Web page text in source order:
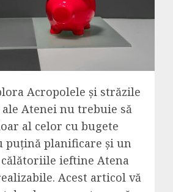
Acropolele și străzile
Atenei nu trebuie să
al celor cu bugete
puțină planificare și un
ieftine Atena
Acest articol vă